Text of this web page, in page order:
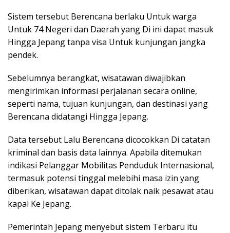
Sistem tersebut Berencana berlaku Untuk warga
Untuk 74 Negeri dan Daerah yang Di ini dapat masuk
Hingga Jepang tanpa visa Untuk kunjungan jangka
pendek.
Sebelumnya berangkat, wisatawan diwajibkan
mengirimkan informasi perjalanan secara online,
seperti nama, tujuan kunjungan, dan destinasi yang
Berencana didatangi Hingga Jepang.
Data tersebut Lalu Berencana dicocokkan Di catatan
kriminal dan basis data lainnya. Apabila ditemukan
indikasi Pelanggar Mobilitas Penduduk Internasional,
termasuk potensi tinggal melebihi masa izin yang
diberikan, wisatawan dapat ditolak naik pesawat atau
kapal Ke Jepang.
Pemerintah Jepang menyebut sistem Terbaru itu